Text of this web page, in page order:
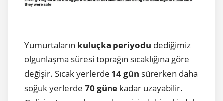
Yumurtaların kuluçka periyodu dediğimiz
olgunlaşma süresi toprağın sıcaklığına göre
değişir. Sıcak yerlerde 14 gün sürerken daha
soğuk yerlerde 70 güne kadar uzayabilir.